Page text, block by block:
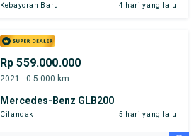
Kebayoran Baru 4 hari yang lalu
Rp 559.000.000
2021 - 0-5.000 km
Mercedes-Benz GLB200
Cilandak 5 hari yang lalu